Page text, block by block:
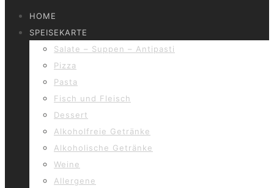
HOME
SPEISEKARTE
Salate – Suppen – Antipasti
Pizza
Pasta
Fisch und Fleisch
Dessert
Alkoholfreie Getränke
Alkoholische Getränke
Weine
Allergene